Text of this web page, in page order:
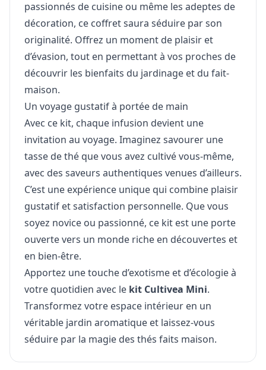
passionnés de cuisine ou même les adeptes de
décoration, ce coffret saura séduire par son
originalité. Offrez un moment de plaisir et
d’évasion, tout en permettant à vos proches de
découvrir les bienfaits du jardinage et du fait-
maison.
Un voyage gustatif à portée de main
Avec ce kit, chaque infusion devient une
invitation au voyage. Imaginez savourer une
tasse de thé que vous avez cultivé vous-même,
avec des saveurs authentiques venues d’ailleurs.
C’est une expérience unique qui combine plaisir
gustatif et satisfaction personnelle. Que vous
soyez novice ou passionné, ce kit est une porte
ouverte vers un monde riche en découvertes et
en bien-être.
Apportez une touche d’exotisme et d’écologie à
votre quotidien avec le kit Cultivea Mini.
Transformez votre espace intérieur en un
véritable jardin aromatique et laissez-vous
séduire par la magie des thés faits maison.